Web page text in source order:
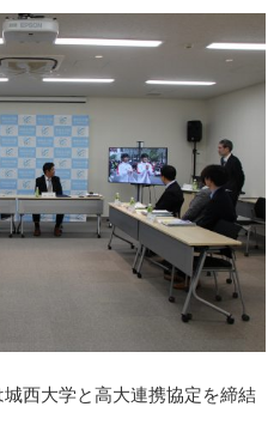
西大学と高大連携協定を締結